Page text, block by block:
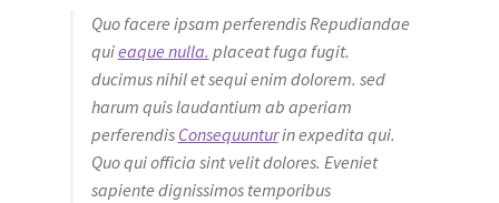
Quo facere ipsam perferendis Repudiandae
quieaque nulla. placeat fuga fugit.
ducimus nihil et sequi enim dolorem. sed
harum quis laudantium ab aperiam
perferendis Consequunturin expedita qui.
Quo qui officia sint velit dolores. Eveniet
sapiente dignissimos temporibus